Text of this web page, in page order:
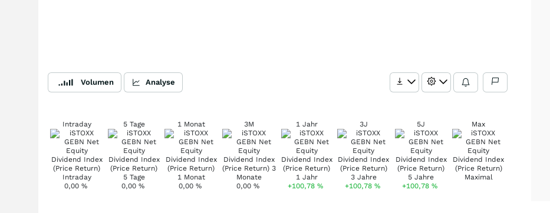
Volumen Analyse
Intraday
0,00 %
5 Tage
0,00 %
1 Monat
0,00 %
3M
0,00%
1 Jahr
+100,78%
3J
+100,78 %
5J
+100,78%
Max